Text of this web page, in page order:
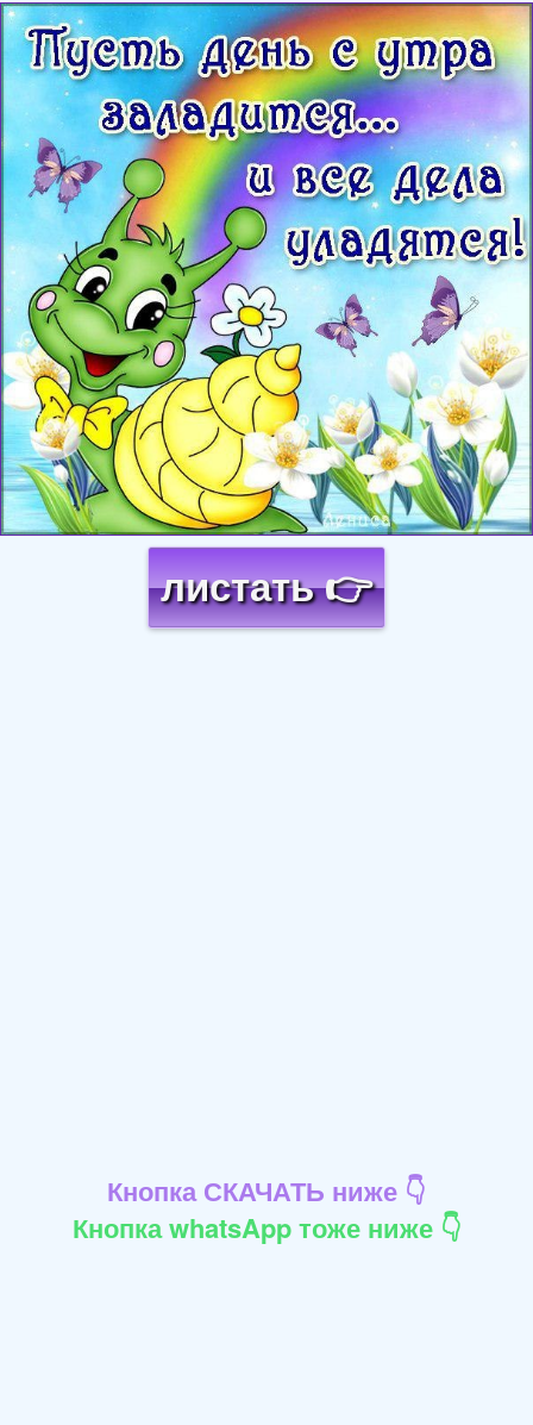
Загрузка картинки...
листать 👉
Кнопка СКАЧАТЬ ниже 👇
Кнопка whatsApp тоже ниже 👇